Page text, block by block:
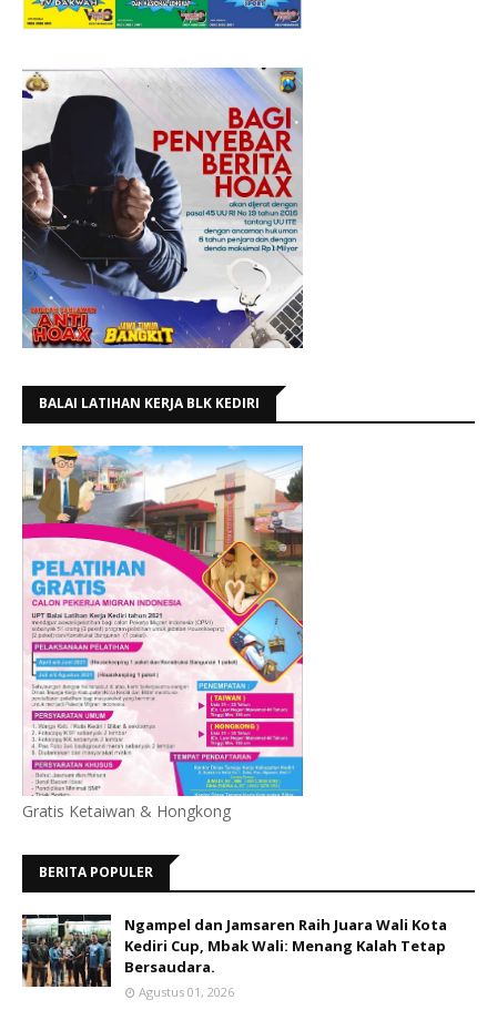
BALAI LATIHAN KERJA BLK KEDIRI
Gratis Ketaiwan & Hongkong
BERITA POPULER
Ngampel dan Jamsaren Raih Juara Wali Kota
Kediri Cup, Mbak Wali: Menang Kalah Tetap
Bersaudara.
Agustus 01, 2026